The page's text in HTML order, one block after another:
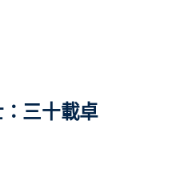
三十載卓